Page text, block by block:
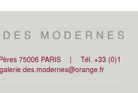
75006 PARIS |
Tél. +33 (0)1
galerie.des.modernes@orange.fr